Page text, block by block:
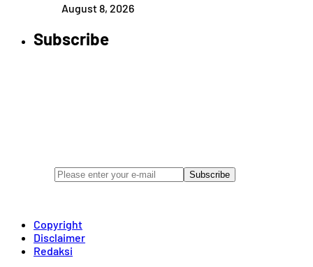
August 8, 2026
Subscribe
Subscribe
Copyright
Disclaimer
Redaksi